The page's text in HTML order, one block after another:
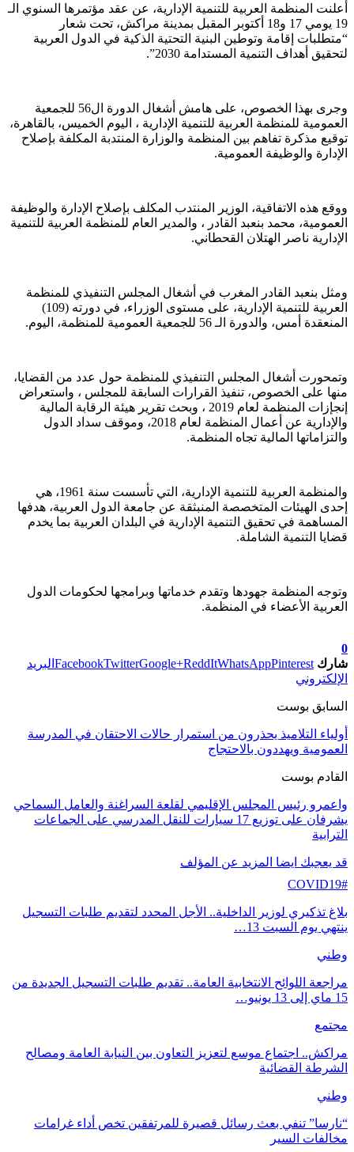
أعلنت المنظمة العربية للتنمية الإدارية، عن عقد مؤتمرها السنوي الـ
19 يومي 17 و18 أكتوبر
المقبل بمدينة مراكش، تحت شعار
“متطلبات إقامة وتوطين البنية التحتية الذكية في الدول العربية
لتحقيق أهداف التنمية المستدامة 2030”.
وجرى بهذا الخصوص، على هامش أشغال الدورة ال56 للجمعية
العمومية للمنظمة العربية للتنمية الإدارية ، اليوم الخميس، بالقاهرة،
توقيع مذكرة تفاهم بين المنظمة والوزارة المنتدبة المكلفة بإصلاح
الإدارة والوظيفة العمومية.
ووقع هذه الاتفاقية، الوزير المنتدب المكلف بإصلاح الإدارة والوظيفة
العمومية، محمد بنعبد القادر ، والمدير العام للمنظمة العربية للتنمية
الإدارية ناصر الهتلان القحطاني.
ومثل بنعبد القادر المغرب في أشغال المجلس التنفيذي للمنظمة
العربية للتنمية الإدارية، على مستوى الوزراء، في دورته (109)
المنعقدة أمس، والدورة الـ 56 للجمعية العمومية للمنظمة، اليوم.
وتمحورت أشغال المجلس التنفيذي للمنظمة حول عدد من القضايا،
منها على الخصوص، تنفيذ القرارات السابقة للمجلس ، واستعراض
إنجإزات المنظمة لعام 2019 ، وبحث تقرير هيئة الرقابة المالية
والإدارية عن أعمال المنظمة لعام 2018، وموقف سداد الدول
والتزاماتها المالية تجاه المنظمة.
والمنظمة العربية للتنمية الإدارية، التي تأسست سنة 1961، هي
إحدى الهيئات المتخصصة المنبثقة عن جامعة الدول العربية، هدفها
المساهمة في تحقيق التنمية الإدارية في البلدان العربية بما يخدم
قضايا التنمية الشاملة.
وتوجه المنظمة جهودها وتقدم خدماتها وبرامجها لحكومات الدول
العربية الأعضاء في المنظمة.
0
شارك
FacebookTwitterGoogle+ReddItWhatsAppPinterest
البريد
الإلكتروني
السابق بوست
أولياء التلاميذ يحذرون من استمرار حالات الاحتقان في المدرسة
العمومية ويهددون بالاحتجاج
القادم بوست
واعمرو رئيس المجلس الإقليمي لقلعة السراغنة والعامل السماحي
يشرفان على توزيع 17 سيارات للنقل المدرسي على الجماعات
الترابية
قد يعجبك ايضا المزيد عن المؤلف
COVID19#
بلاغ تذكيري لوزير الداخلية.. الأجل المحدد لتقديم طلبات التسجيل
ينتهي يوم السبت 13…
وطني
مراجعة اللوائح الانتخابية العامة.. تقديم طلبات التسجيل الجديدة من
15 ماي إلى 13 يونيو…
مجتمع
مراكش.. اجتماع موسع لتعزيز التعاون بين النيابة العامة ومصالح
الشرطة القضائية
وطني
“نارسا” تنفي بعث رسائل قصيرة للمرتفقين تخص أداء غرامات
مخالفات السير